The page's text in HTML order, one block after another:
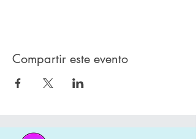
Compartir este evento